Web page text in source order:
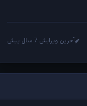
آخرین ویرایش 7 سال پیش